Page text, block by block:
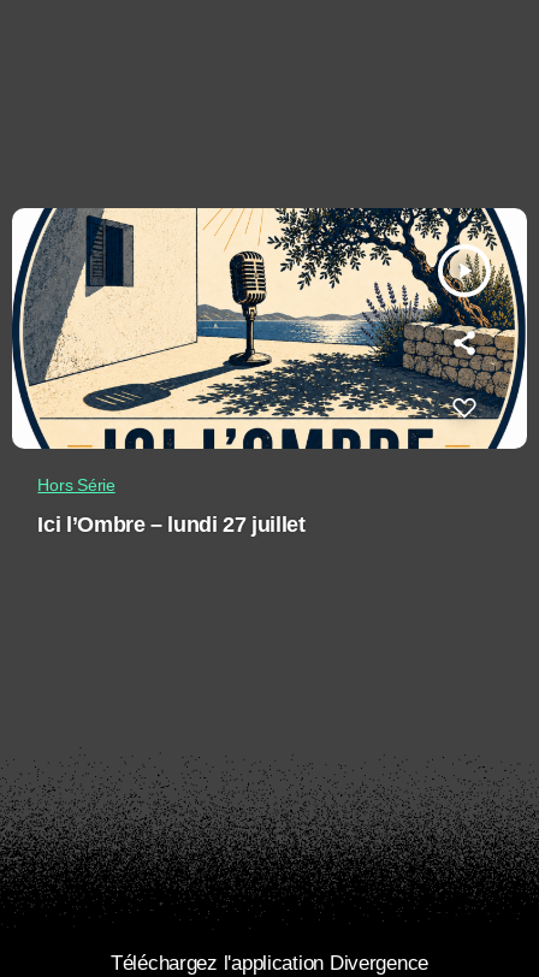
play_arrow
Hors Série
Ici l’Ombre – lundi 27 juillet
Téléchargez l'application Divergence